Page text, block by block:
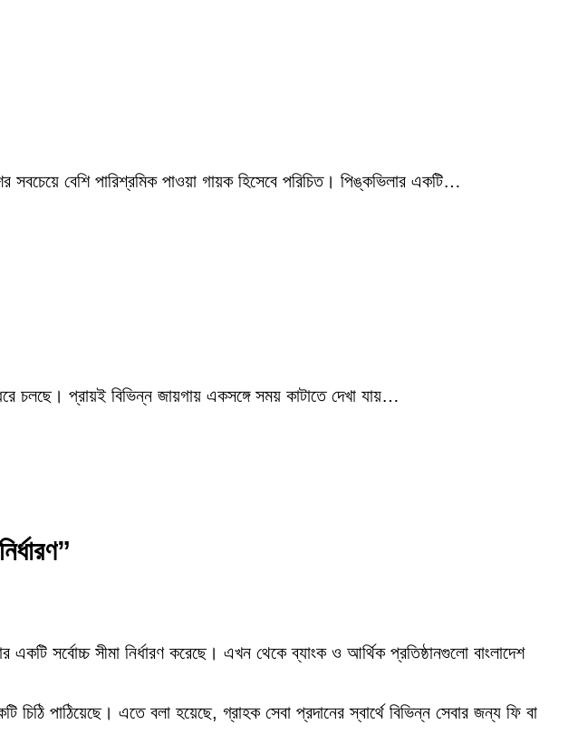
সবচেয়ে বেশি পারিশ্রমিক পাওয়া গায়ক হিসেবে পরিচিত। পিঙ্কভিলার একটি…
চলছে। প্রায়ই বিভিন্ন জায়গায় একসঙ্গে সময় কাটাতে দেখা যায়…
সর্বোচ্চ সীমা নির্ধারণ করেছে। এখন থেকে ব্যাংক ও আর্থিক প্রতিষ্ঠানগুলো বাংলাদেশ
চিঠি পাঠিয়েছে। এতে বলা হয়েছে, গ্রাহক সেবা প্রদানের স্বার্থে বিভিন্ন সেবার জন্য ফি বা